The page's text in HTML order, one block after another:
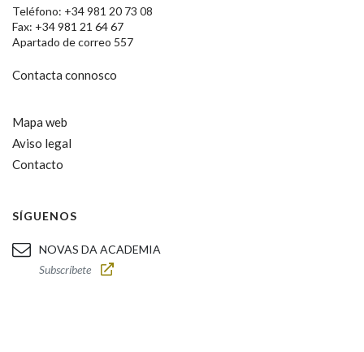
Teléfono: +34 981 20 73 08
Fax: +34 981 21 64 67
Apartado de correo 557
Contacta connosco
Mapa web
Aviso legal
Contacto
SÍGUENOS
NOVAS DA ACADEMIA
Subscríbete